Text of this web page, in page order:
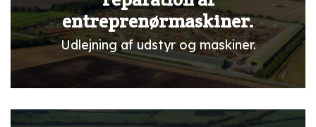
entreprenørmaskiner.
Udlejning af udstyr og maskiner.